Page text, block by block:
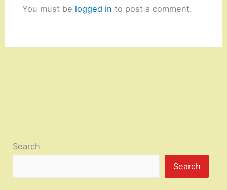
You must be logged in to post a comment.
Search
Search